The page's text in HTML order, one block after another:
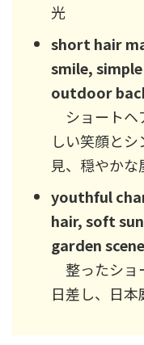
光
short hair
smile,
outdoor
ショートヘ
しい笑顔と
見、穏やかな
youthful
hair, soft
garden scene
整ったショ
日差し、日